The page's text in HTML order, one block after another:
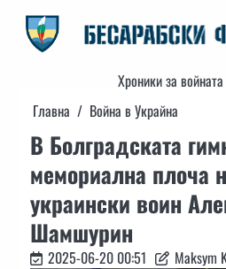
content
Хроники за
Главна
Война в Украйна
В Болградската
мемориална плоча
украински воин
Шамшурин
2025-06-20 00:51 Maksym